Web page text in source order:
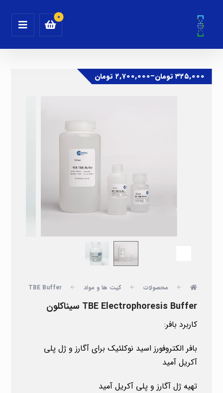
محصولات کیت ها و مواد TBE Buffer
TBE Electrophoresis Buffer سیناکلون
۳۲۵,۰۰۰ تومان–۲,۷۰۰,۰۰۰ تومان
کاربرد بافر:
بافر الکتروفورز اسید نوکلئیک برای آگارز و ژل پلی
آکریل آمید
تهیه ژل آگارز و پلی آکریل آمید